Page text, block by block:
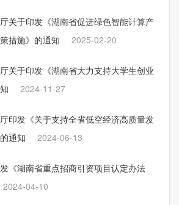
关于印发《湖南省促进绿色智能计算产
措施》的通知
2025-02-20
关于印发《湖南省大力支持大学生创业
2024-11-27
印发《关于支持全省低空经济高质量发
通知
2024-06-13
《湖南省重点招商引资项目认定办法
2024-04-10